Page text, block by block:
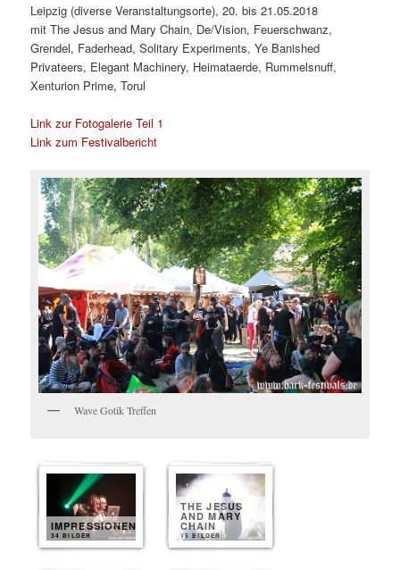
Leipzig (diverse Veranstaltungsorte), 20. bis 21.05.2018
mit The Jesus and Mary Chain, De/Vision, Feuerschwanz,
Grendel, Faderhead, Solitary Experiments, Ye Banished
Privateers, Elegant Machinery, Heimataerde, Rummelsnuff,
Xenturion Prime, Torul
Link zur Fotogalerie Teil 1
Link zum Festivalbericht
Wave Gotik Treffen
IMPRESSIONEN
34 BILDER
THE JESUS
AND MARY
CHAIN
15 BILDER